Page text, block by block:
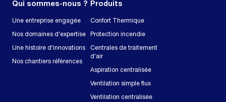
Qui sommes-nous ?
Une entreprise engagée
Nos domaines d'expertise
Une histoire d'innovations
Nos chantiers références
Produits
Confort Thermique
Protection incendie
Centrales de traitement
d'air
Aspiration centralisée
Ventilation simple flux
Ventilation centralisée